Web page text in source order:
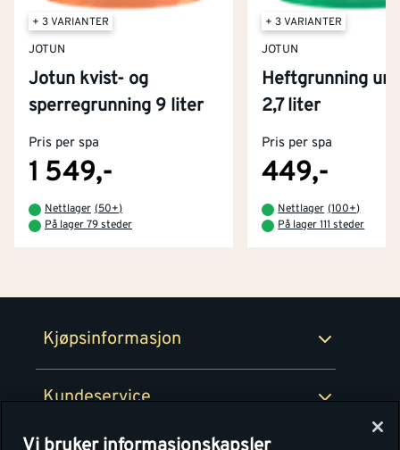
+ 3 VARIANTER
JOTUN
Jotun kvist- og
sperregrunning 9 liter
Pris per spa
1 549,-
Nettlager (50+)
På lager 79 steder
+ 3 VARIANTER
JOTUN
Heftgrunning
2,7 liter
Pris per spa
449,-
Nettlager (100+)
På lager 111 steder
Kjøpsinformasjon
Kjøpsbetingelser
Betaling
Retur- og angrerettsskjema
Kundeservice
Kontakt oss
Tjenester
Montér Klubb
Om Montér
Byggevarehus og åpningstider
Prismatch
Personvern